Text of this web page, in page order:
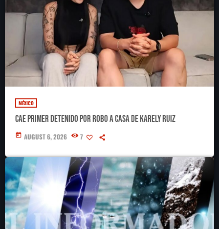
Cae primer detenido por robo a casa de
Karely Ruiz
Senado allana el nombramiento de Todd
Blanche como fiscal general de EE.UU.
MÉXICO
Cae primer detenido por robo a casa de Karely Ruiz
today AUGUST 6, 2026 7